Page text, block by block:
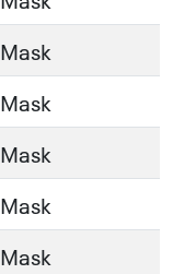
Mask
Mask
Mask
Mask
Mask